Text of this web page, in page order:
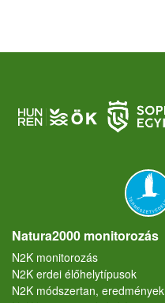
Natura2000 monitorozás
N2K monitorozás
N2K erdei élőhelytípusok
N2K módszertan, eredmények